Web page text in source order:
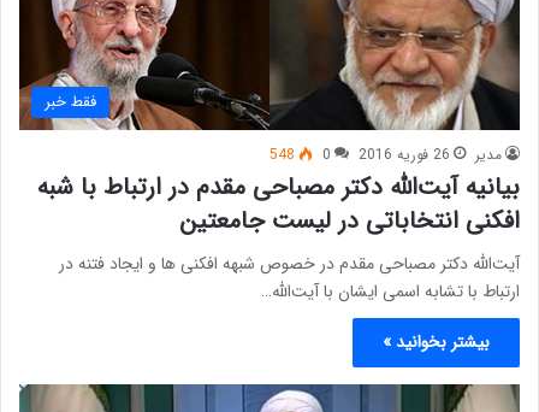
فقط خبر
مدیر 26 فوریه 2016 0
548
بیانیه آیت‌الله دکتر مصباحی مقدم در ارتباط با شبه
افکنی انتخاباتی در لیست جامعتین
آیت‌الله دکتر مصباحی مقدم در خصوص شبهه افکنی ها و ایجاد فتنه در
ارتباط با تشابه اسمی ایشان با آیت‌الله…
بیشتر بخوانید »